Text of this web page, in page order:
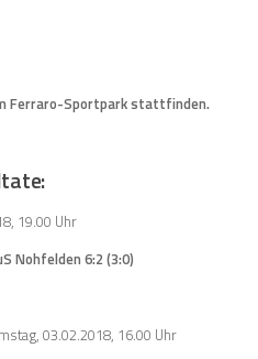
Ferraro-Sportpark stattfinden.
19.00 Uhr
Nohfelden 6:2 (3:0)
03.02.2018, 16.00 Uhr